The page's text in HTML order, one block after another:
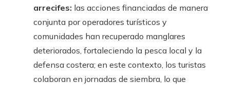
arrecifes: las acciones financiadas de manera
conjunta por operadores turísticos y
comunidades han recuperado manglares
deteriorados, fortaleciendo la pesca local y la
defensa costera; en este contexto, los turistas
colaboran en jornadas de siembra, lo que